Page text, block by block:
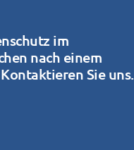
im
nach einem
Sie uns.